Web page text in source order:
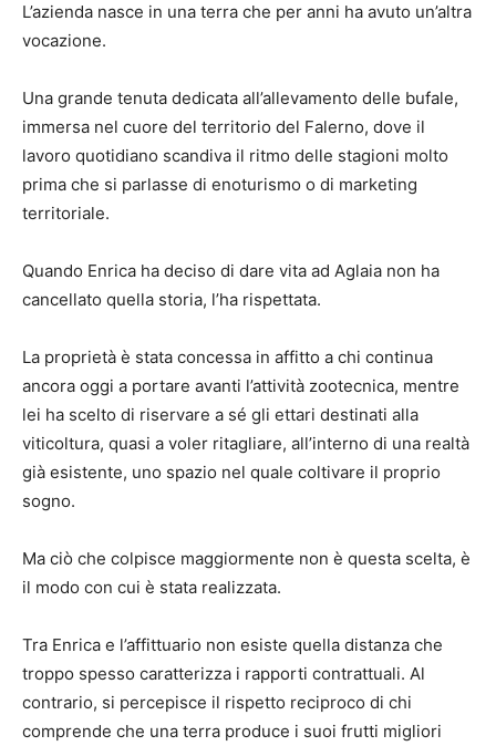
L’azienda nasce in una terra che per anni ha avuto un’altra
vocazione.
Una grande tenuta dedicata all’allevamento delle bufale,
immersa nel cuore del territorio del Falerno, dove il
lavoro quotidiano scandiva il ritmo delle stagioni molto
prima che si parlasse di enoturismo o di marketing
territoriale.
Quando Enrica ha deciso di dare vita ad Aglaia non ha
cancellato quella storia, l’ha rispettata.
La proprietà è stata concessa in affitto a chi continua
ancora oggi a portare avanti l’attività zootecnica, mentre
lei ha scelto di riservare a sé gli ettari destinati alla
viticoltura, quasi a voler ritagliare, all’interno di una realtà
già esistente, uno spazio nel quale coltivare il proprio
sogno.
Ma ciò che colpisce maggiormente non è questa scelta, è
il modo con cui è stata realizzata.
Tra Enrica e l’affittuario non esiste quella distanza che
troppo spesso caratterizza i rapporti contrattuali. Al
contrario, si percepisce il rispetto reciproco di chi
comprende che una terra produce i suoi frutti migliori